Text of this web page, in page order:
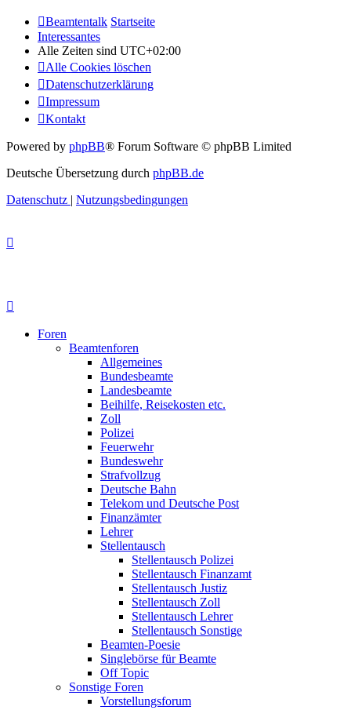
Beamtentalk Startseite
Interessantes
Alle Zeiten sind UTC+02:00
Alle Cookies löschen
Datenschutzerklärung
Impressum
Kontakt
Powered by phpBB® Forum Software © phpBB Limited
Deutsche Übersetzung durch phpBB.de
Datenschutz | Nutzungsbedingungen
Foren
Beamtenforen
Allgemeines
Bundesbeamte
Landesbeamte
Beihilfe, Reisekosten etc.
Zoll
Polizei
Feuerwehr
Bundeswehr
Strafvollzug
Deutsche Bahn
Telekom und Deutsche Post
Finanzämter
Lehrer
Stellentausch
Stellentausch Polizei
Stellentausch Finanzamt
Stellentausch Justiz
Stellentausch Zoll
Stellentausch Lehrer
Stellentausch Sonstige
Beamten-Poesie
Singlebörse für Beamte
Off Topic
Sonstige Foren
Vorstellungsforum